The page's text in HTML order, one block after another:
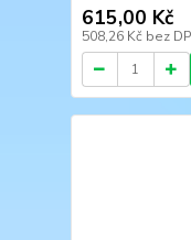
615,00 Kč
508,26 Kč bez